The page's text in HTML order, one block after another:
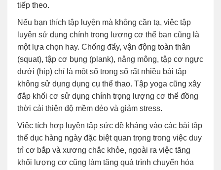
tiếp theo.
Nếu bạn thích tập luyện mà không cần tạ, việc tập
luyện sử dụng chính trọng lượng cơ thể bạn cũng là
một lựa chọn hay. Chống đẩy, vận động toàn thân
(squat), tập cơ bụng (plank), nâng mông, tập cơ ngực
dưới (hip) chỉ là một số trong số rất nhiều bài tập
không sử dụng dụng cụ thể thao. Tập yoga cũng xây
đắp khối cơ sử dụng chính trọng lượng cơ thể đồng
thời cải thiện độ mềm dẻo và giảm stress.
Việc tích hợp luyện tập sức đề kháng vào các bài tập
thể dục hàng ngày đặc biệt quan trọng trong việc duy
trì cơ bắp và xương chắc khỏe, ngoài ra việc tăng
khối lượng cơ cũng làm tăng quá trình chuyển hóa